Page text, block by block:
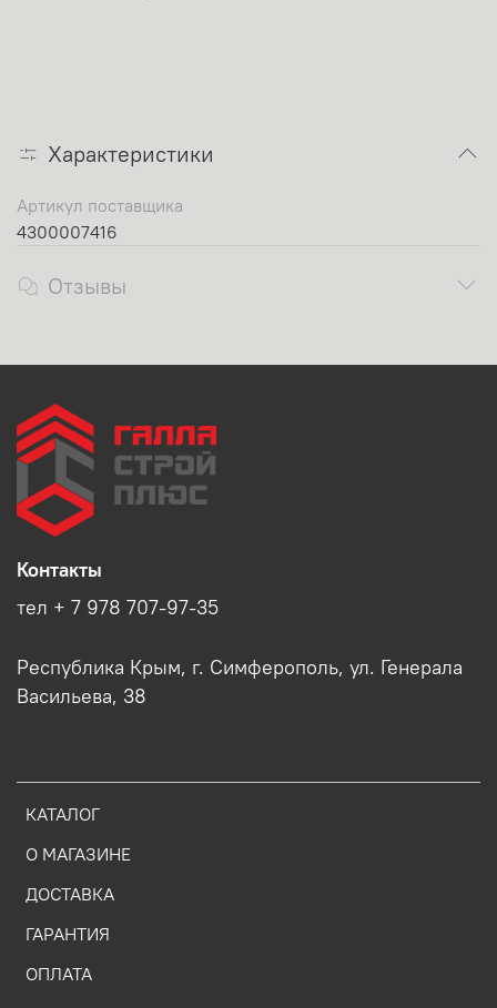
Характеристики
Артикул поставщика
4300007416
Отзывы
КАТАЛОГ
О МАГАЗИНЕ
ДОСТАВКА
ГАРАНТИЯ
ОПЛАТА
Контакты
тел + 7 978 707-97-35
Республика Крым, г. Симферополь, ул. Генерала
Васильева, 38